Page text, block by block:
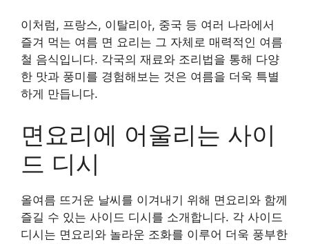
이처럼, 프랑스, 이탈리아, 중국 등 여러 나라에서
즐겨 먹는 여름 면 요리는 그 자체로 매력적인 여름
철 음식입니다. 각국의 재료와 조리법을 통해 다양
한 맛과 풍미를 경험해보는 것은 여름을 더욱 특별
하게 만듭니다.
면요리에 어울리는 사이
드 디시
올여름 뜨거운 날씨를 이겨내기 위해 면요리와 함께
즐길 수 있는 사이드 디시를 소개합니다. 각 사이드
디시는 면요리와 놀라운 조화를 이루어 더욱 풍부한